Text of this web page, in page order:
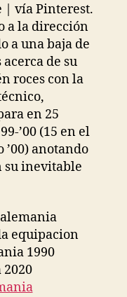
| vía Pinterest.
a la dirección
a una baja de
de su
roces con la
en 25
’00 (15 en el
’00) anotando
su inevitable